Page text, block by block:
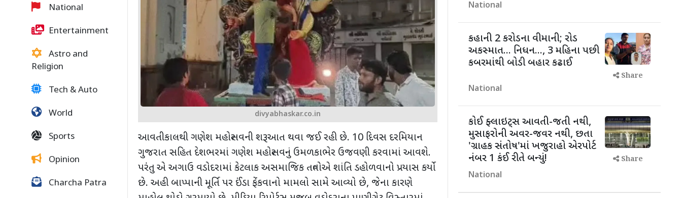
National
Entertainment
Astro and
Religion
Tech & Auto
World
Sports
Opinion
Charcha Patra
divyabhaskar.co.in
આવતીકાલથી ગણેશ મહોત્સવની શરૂઆત થવા જઈ રહી છે. 10 દિવસ દરમિયાન
ગુજરાત સહિત દેશભરમાં ગણેશ મહોત્સવનું ઉમળકાભેર ઉજવણી કરવામાં આવશે.
પરંતુ એ અગાઉ વડોદરામાં કેટલાક અસમાજિક તત્વોએ શાંતિ ડહોળવાનો પ્રયાસ કર્યો
છે. અહી બાપ્પાની મૂર્તિ પર ઈંડા ફેંકવાનો મામલો સામે આવ્યો છે, જેના કારણે
National
કહાની 2 કરોડના વીમાની; રોડ
અકસ્માત... નિધન..., 3 મહિના પછી
કબરમાંથી બોડી બહાર કઢાઈ
National
Share
કોઈ ફ્લાઇટ્સ આવતી-જતી નથી,
મુસાફરોની અવર-જવર નથી, છતા
'ગ્રાહક સંતોષ'માં ખજુરાહો એરપોર્ટ
નંબર 1 કંઈ રીતે બન્યું!
National
Share